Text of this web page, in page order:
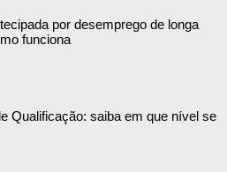
por desemprego de longa
funciona
Qualificação: saiba em que nível se